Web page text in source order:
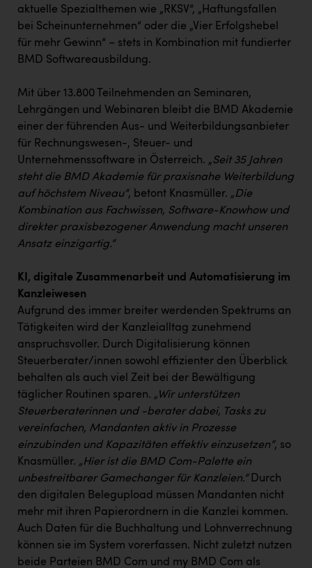
aktuelle Spezialthemen wie „RKSV“, „Haftungsfallen
bei Scheinunternehmen“ oder die „Vier Erfolgshebel
für mehr Gewinn“ – stets in Kombination mit fundierter
BMD Softwareausbildung.
Mit über 13.800 Teilnehmenden an Seminaren,
Lehrgängen und Webinaren bleibt die BMD Akademie
einer der führenden Aus- und Weiterbildungsanbieter
für Rechnungswesen-, Steuer- und
Unternehmenssoftware in Österreich. „Seit 35 Jahren
steht die BMD Akademie für praxisnahe Weiterbildung
auf höchstem Niveau“, betont Knasmüller. „Die
Kombination aus Fachwissen, Software-Knowhow und
direkter praxisbezogener Anwendung macht unseren
Ansatz einzigartig.“
KI, digitale Zusammenarbeit und Automatisierung im
Kanzleiwesen
Aufgrund des immer breiter werdenden Spektrums an
Tätigkeiten wird der Kanzleialltag zunehmend
anspruchsvoller. Durch Digitalisierung können
Steuerberater/innen sowohl effizienter den Überblick
behalten als auch viel Zeit bei der Bewältigung
täglicher Routinen sparen. „Wir unterstützen
Steuerberaterinnen und -berater dabei, Tasks zu
vereinfachen, Mandanten aktiv in Prozesse
einzubinden und Kapazitäten effektiv einzusetzen“, so
Knasmüller. „Hier ist die BMD Com-Palette ein
unbestreitbarer Gamechanger für Kanzleien.“Durch
den digitalen Belegupload müssen Mandanten nicht
mehr mit ihren Papierordnern in die Kanzlei kommen.
Auch Daten für die Buchhaltung und Lohnverrechnung
können sie im System vorerfassen. Nicht zuletzt nutzen
beide Parteien BMD Com und my BMD Com als